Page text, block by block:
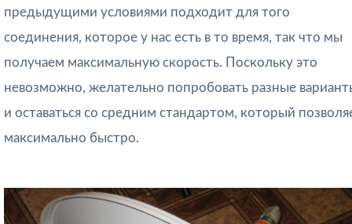
предыдущими условиями подходит для того
соединения, которое у нас есть в то время, так что мы
получаем максимальную скорость. Поскольку это
невозможно, желательно попробовать разные
и оставаться со средним стандартом, который
максимально быстро.